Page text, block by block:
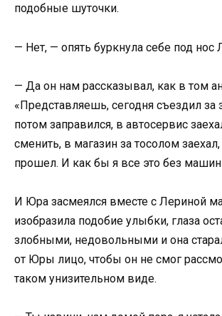
подобные шуточки.
— Нет, — опять буркнула себе под нос
— Да он нам рассказывал, как в том
«Представляешь, сегодня съездил за
потом заправился, в автосервис
сменить, в магазин за тосолом
прошел. И как бы я все это без
И Юра засмеялся вместе с Лериной
изобразила подобие улыбки, глаза
злобными, недовольными и она
от Юры лицо, чтобы он не смог
таком унизительном виде.